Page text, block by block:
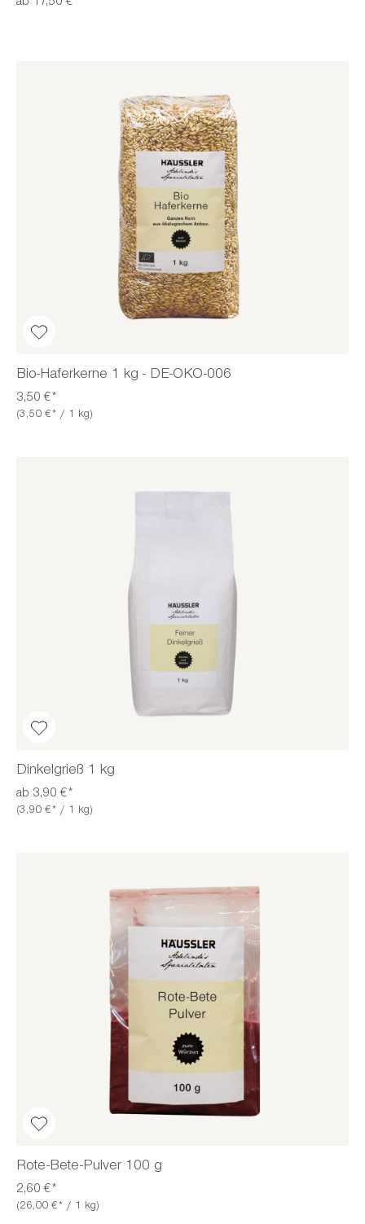
Bio-Haferkerne 1 kg - DE-ÖKO-006
3,50 €*
(3,50 €* / 1 kg)
Dinkelgrieß 1 kg
ab 3,90 €*
(3,90 €* / 1 kg)
Rote-Bete-Pulver 100 g
2,60 €*
(26,00 €* / 1 kg)